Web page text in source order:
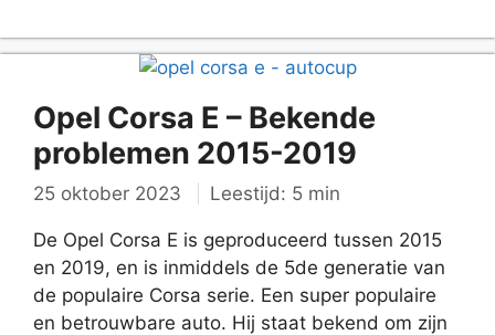
Opel Corsa E – Bekende
problemen 2015-2019
25 oktober 2023 Leestijd: 5 min
De Opel Corsa E is geproduceerd tussen 2015
en 2019, en is inmiddels de 5de generatie van
de populaire Corsa serie. Een super populaire
en betrouwbare auto. Hij staat bekend om zijn